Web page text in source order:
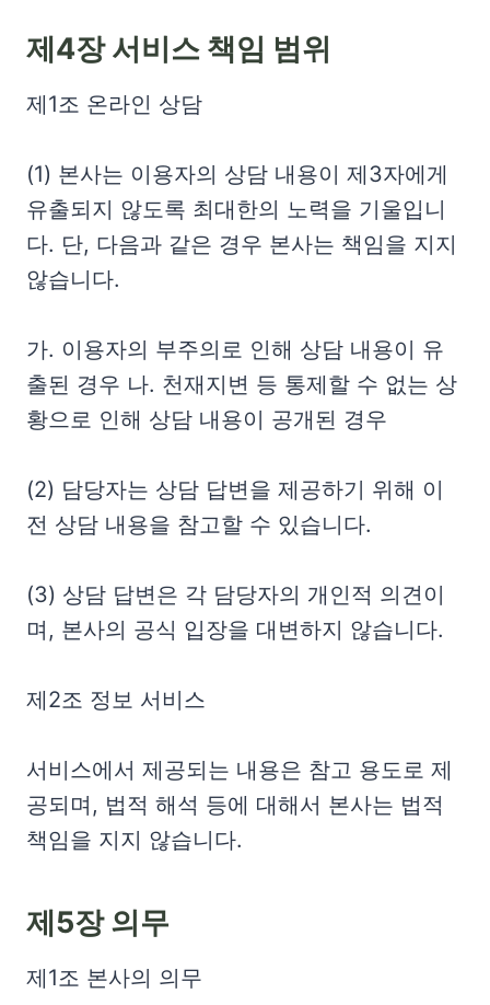
제4장 서비스 책임 범위
제1조 온라인 상담
(1) 본사는 이용자의 상담 내용이 제3자에게
유출되지 않도록 최대한의 노력을 기울입니
다. 단, 다음과 같은 경우 본사는 책임을 지지
않습니다.
가. 이용자의 부주의로 인해 상담 내용이 유
출된 경우 나. 천재지변 등 통제할 수 없는 상
황으로 인해 상담 내용이 공개된 경우
(2) 담당자는 상담 답변을 제공하기 위해 이
전 상담 내용을 참고할 수 있습니다.
(3) 상담 답변은 각 담당자의 개인적 의견이
며, 본사의 공식 입장을 대변하지 않습니다.
제2조 정보 서비스
서비스에서 제공되는 내용은 참고 용도로 제
공되며, 법적 해석 등에 대해서 본사는 법적
책임을 지지 않습니다.
제5장 의무
제1조 본사의 의무